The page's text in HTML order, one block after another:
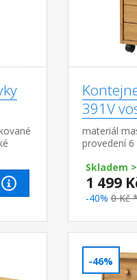
391V
materiál
provedení 6
Skladem
1 499
-40% 0 Kč
-46%